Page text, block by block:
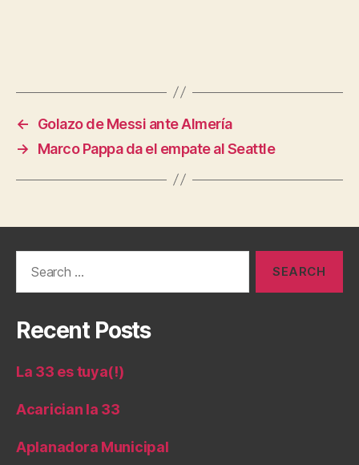
←
Golazo de Messi ante Almería
→
Marco Pappa da el empate al Seattle
Recent Posts
La 33 es tuya(!)
Acarician la 33
Aplanadora Municipal